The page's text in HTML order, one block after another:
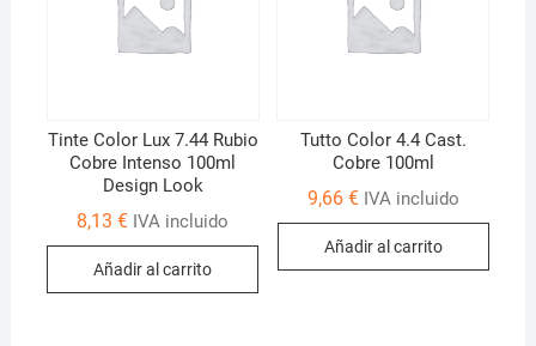
Tinte Color Lux 7.44 Rubio
Cobre Intenso 100ml
Design Look
8,13€ IVA incluido
Añadir al carrito
Tutto Color 4.4 Cast.
Cobre 100ml
9,66 € IVA incluido
Añadir al carrito